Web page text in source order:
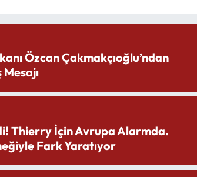
Özcan Çakmakçıoğlu’ndan
Thierry İçin Avrupa Alarmda.
Fark Yaratıyor